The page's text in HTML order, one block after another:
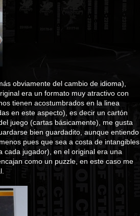
obviamente del cambio de idioma),
era un formato muy atractivo con
tienen acostumbrados en la linea
en este aspecto), es decir un cartón
juego (cartas básicamente), me gusta
bien guardadito, aunque entiendo
pues que sea a costa de intangibles
cada jugador), en el original era una
como un puzzle, en este caso me